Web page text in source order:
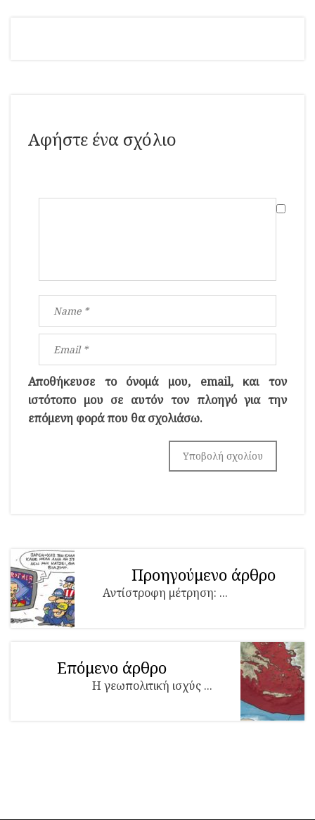
Αφήστε ένα σχόλιο
Αποθήκευσε το όνομά μου, email, και τον
ιστότοπο μου σε αυτόν τον πλοηγό για την
επόμενη φορά που θα σχολιάσω.
Προηγούμενο άρθρο
Αντίστροφη μέτρηση: ...
Επόμενο άρθρο
Η γεωπολιτική ισχύς ...